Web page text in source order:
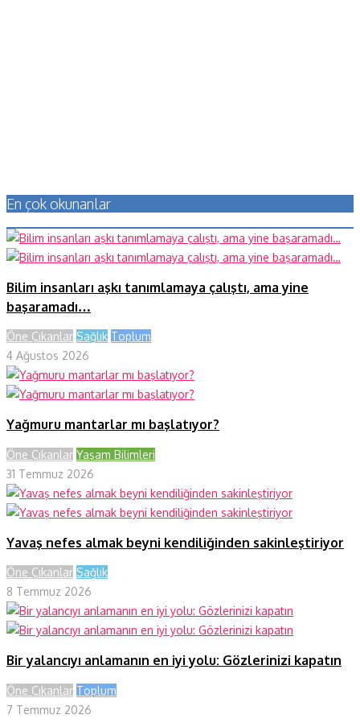
En çok okunanlar
Bilim insanları aşkı tanımlamaya çalıştı, ama yine
başaramadı…
Öne Çıkanlar Sağlık Toplum
4 Ağustos 2026
Yağmuru mantarlar mı başlatıyor?
Öne Çıkanlar Yaşam Bilimleri
31 Temmuz 2026
Yavaş nefes almak beyni kendiliğinden sakinleştiriyor
Öne Çıkanlar Sağlık
8 Temmuz 2026
Bir yalancıyı anlamanın en iyi yolu: Gözlerinizi kapatın
Öne Çıkanlar Toplum
7 Temmuz 2026